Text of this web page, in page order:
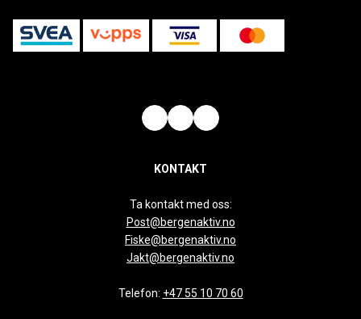
KONTAKT
Ta kontakt med oss:
Post@bergenaktiv.no
Fiske@bergenaktiv.no
Jakt@bergenaktiv.no
Telefon: +47 55 10 70 60